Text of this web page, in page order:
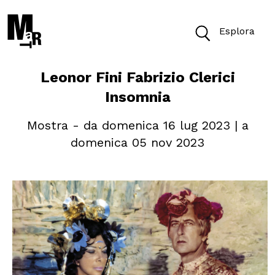
Esplora
Oggi il Museo è aperto dalle 10 alle 19.30
Cerca nel sito
Cerca
VISITA
ACCESSIBILITÀ
Leonor Fini Fabrizio Clerici
Insomnia
Mostra - da domenica 16 lug 2023 | a
domenica 05 nov 2023